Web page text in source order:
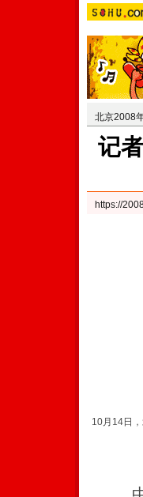
北京2008
记
https://
10月14日